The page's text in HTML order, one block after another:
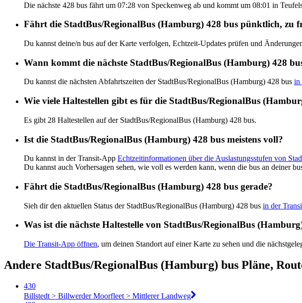
Die nächste 428 bus fährt um 07:28 von Speckenweg ab und kommt um 08:01 in
Fährt die StadtBus/RegionalBus (Hamburg) 428 bus pünktlich, zu
Du kannst deine/n bus auf der Karte verfolgen, Echtzeit-Updates prüfen und
Wann kommt die nächste StadtBus/RegionalBus (Hamburg) 428
Du kannst die nächsten Abfahrtszeiten der StadtBus/RegionalBus (Hamburg) 428 bus in
Wie viele Haltestellen gibt es für die StadtBus/RegionalBus
Es gibt 28 Haltestellen auf der StadtBus/RegionalBus (Hamburg) 428 bus.
Ist die StadtBus/RegionalBus (Hamburg) 428 bus meistens voll?
Du kannst in der Transit-App Echtzeitinformationen über die Auslastungsstufen von
Du kannst auch Vorhersagen sehen, wie voll es werden kann, wenn die bus an deiner
Fährt die StadtBus/RegionalBus (Hamburg) 428 bus gerade?
Sieh dir den aktuellen Status der StadtBus/RegionalBus (Hamburg) 428 bus in der
Was ist die nächste Haltestelle von StadtBus/RegionalBus
Die Transit-App öffnen, um deinen Standort auf einer Karte zu sehen und die
Andere StadtBus/RegionalBus (Hamburg) bus Pläne,
430
Billstedt > Billwerder Moorfleet > Mittlerer Landweg